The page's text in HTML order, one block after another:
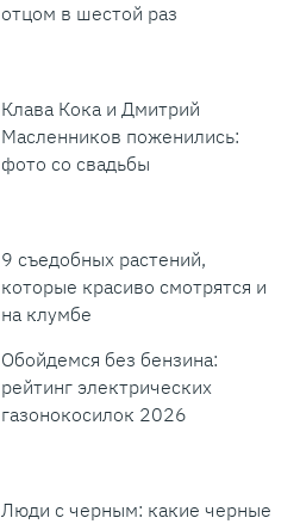
отцом в шестой раз
Клава Кока и Дмитрий
Масленников поженились:
фото со свадьбы
9 съедобных растений,
которые красиво смотрятся и
на клумбе
Обойдемся без бензина:
рейтинг электрических
газонокосилок 2026
Люди с черным: какие черные